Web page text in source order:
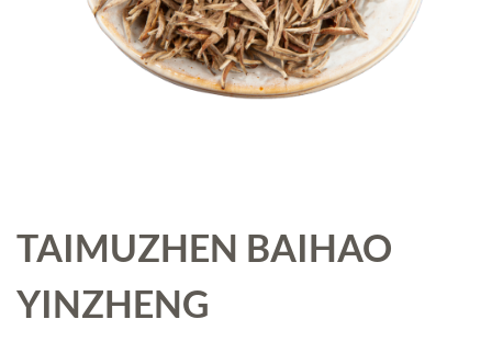
TAIMUZHEN BAIHAO
YINZHENG